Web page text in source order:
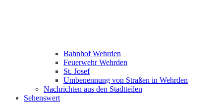
Bahnhof Wehrden
Feuerwehr Wehrden
St. Josef
Umbenennung von Straßen in Wehrden
Nachrichten aus den Stadtteilen
Sehenswert